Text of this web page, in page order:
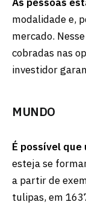
modalidade e,
mercado.
cobradas nas
investidor
MUNDO
É possível que
esteja se
a partir de
tulipas, em